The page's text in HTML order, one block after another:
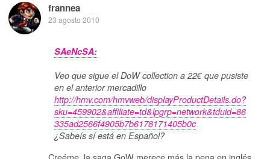
frannea
23 agosto 2010
SAeNcSA:
Veo que sigue el DoW collection a 22€ que pusiste
en el anterior mercadillo
http://hmv.com/hmvweb/displayProductDetails.do?
sku=459902&affiliate=td&lpgrp=network&tduid=86
335ad2566f4905b7b6178171405b0c
¿Sabeís sí está en Español?